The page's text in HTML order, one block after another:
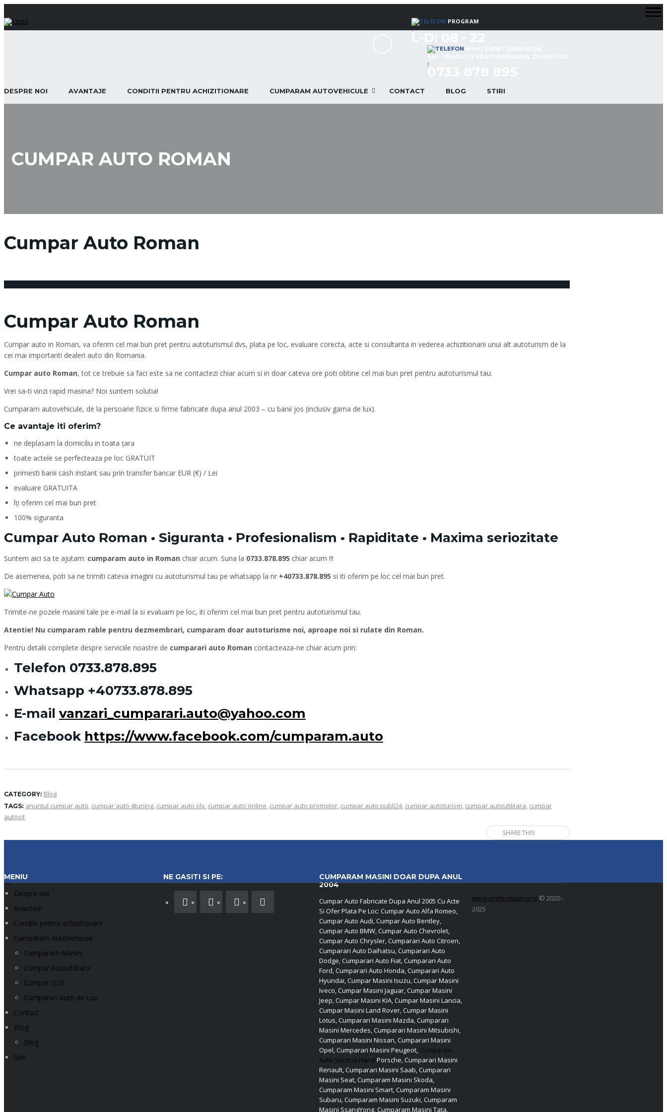
PROGRAM
:
:
DESPRE NOI AVANTAJE CONDITII PENTRU ACHIZITIONARE CUMPARAM AUTOVEHICULE CONTACT BLOG STIRI
CUMPAR AUTO ROMAN
Cumpar Auto Roman
Cumpar Auto Roman
Cumpar auto in Roman, va oferim cel mai bun pret pentru autoturismul dvs, plata pe loc, evaluare corecta, acte si consultanta in vederea achizitionarii unui alt autoturism de la
cei mai importanti dealeri auto din Romania.
Cumpar auto Roman, tot ce trebuie sa faci este sa ne contactezi chiar acum si in doar cateva ore poti obtine cel mai bun pret pentru autoturismul tau.
Vrei sa-ti vinzi rapid masina? Noi suntem solutia!
Cumparam autovehicule, de la persoane fizice si firme fabricate dupa anul 2003 – cu banii jos (inclusiv gama de lux).
Ce avantaje iti oferim?
ne deplasam la domiciliu in toata țara
toate actele se perfecteaza pe loc GRATUIT
primesti banii cash instant sau prin transfer bancar EUR (€) / Lei
evaluare GRATUITA
îți oferim cel mai bun pret
100% siguranta
Cumpar Auto Roman • Siguranta • Profesionalism • Rapiditate • Maxima seriozitate
Suntem aici sa te ajutam: cumparam auto in Roman chiar acum. Suna la 0733.878.895 chiar acum !!!
De asemenea, poti sa ne trimiti cateva imagini cu autoturismul tau pe whatsapp la nr +40733.878.895 si iti oferim pe loc cel mai bun pret.
Trimite-ne pozele masinii tale pe e-mail la si evaluam pe loc, iti oferim cel mai bun pret pentru autoturismul tau.
Atentie! Nu cumparam rable pentru dezmembrari, cumparam doar autoturisme noi, aproape noi si rulate din Roman.
Pentru detalii complete despre serviciile noastre de cumparari auto Roman contacteaza-ne chiar acum prin:
Telefon 0733.878.895
Whatsapp +40733.878.895
E-mail vanzari_cumparari.auto@yahoo.com
Facebook https://www.facebook.com/cumparam.auto
CATEGORY: Blog
TAGS: anuntul cumpar auto, cumpar auto 4tuning, cumpar auto olx, cumpar auto online, cumpar auto promotor, cumpar auto publi24, cumpar autoturism, cumpar autoutilitara, cumpar
autovit
SHARE THIS
MENIU
Despre noi
Avantaje
Conditii pentru achizitionare
Cumparam Autovehicule
Cumparam Masini
Cumpar Autoutilitara
Cumpar SUV
Cumparari Auto de Lux
Contact
Blog
Blog
Stiri
NE GASITI SI PE:
CUMPARAM MASINI DOAR DUPA ANUL
2004
Cumpar Auto Fabricate Dupa Anul 2005 Cu Acte
Si Ofer Plata Pe Loc: Cumpar Auto Alfa Romeo,
Cumpar Auto Audi, Cumpar Auto Bentley,
Cumpar Auto BMW, Cumpar Auto Chevrolet,
Cumpar Auto Chrysler, Cumparari Auto Citroen,
Cumparari Auto Daihatsu, Cumparari Auto
Dodge, Cumparari Auto Fiat, Cumparari Auto
Ford, Cumparari Auto Honda, Cumparari Auto
Hyundai, Cumpar Masini Isuzu, Cumpar Masini
Iveco, Cumpar Masini Jaguar, Cumpar Masini
Jeep, Cumpar Masini KIA, Cumpar Masini Lancia,
Cumpar Masini Land Rover, Cumpar Masini
Lotus, Cumparari Masini Mazda, Cumparari
Masini Mercedes, Cumparari Masini Mitsubishi,
Cumparari Masini Nissan, Cumparari Masini
Opel, Cumparari Masini Peugeot, Cumparam
Auto Second Hand Porsche, Cumparari Masini
Renault, Cumparari Masini Saab, Cumparari
Masini Seat, Cumparam Masini Skoda,
Cumparam Masini Smart, Cumparam Masini
Subaru, Cumparam Masini Suzuki, Cumparam
Masini SsangYong, Cumparam Masini Tata,
www.vinde-masina.ro © 2020 -
2025